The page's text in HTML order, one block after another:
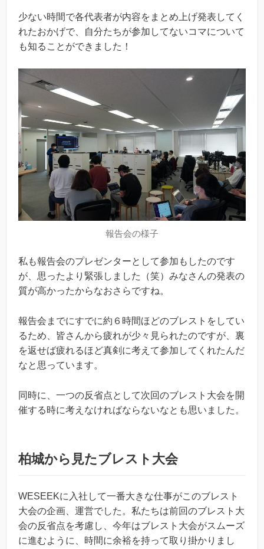
少ない時間で各代表者が内容をまとめ上げ発表してく
れたおかげで、自分たちが参加してないコマについて
も知ることができました！
報告会の様子
私も報告会のプレゼンターとして参加もしたのです
が、思ったより緊張しました（笑）みなさんの発表の
質が高かったからなおさらですね。
報告会までにすでに約６時間ほどのブレストをしてい
るため、皆さんから疲れが少々見られたのですが、裏
を返せば疲れるほど真剣に考えて参加してくれたんだ
なと思っています。
同時に、一つの反省点として次回のブレスト大会を開
催する時に考えなければならないなとも思いました。
柏城から見たブレスト大会
WESEEKに入社して一番大きな仕事がこのブレスト
大会の企画、運営でした。私たちは前回のブレスト大
会の反省点を考慮し、今年はブレスト大会がスムーズ
に進むように、時間に余裕を持って取り掛かりまし